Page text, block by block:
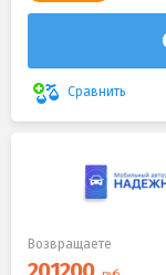
Сравнить
Возвращаете